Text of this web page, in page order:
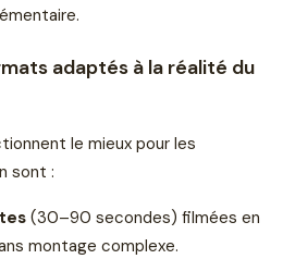
adaptés à la réalité du
le mieux pour les
sont :
(30–90 secondes) filmées en
montage complexe.